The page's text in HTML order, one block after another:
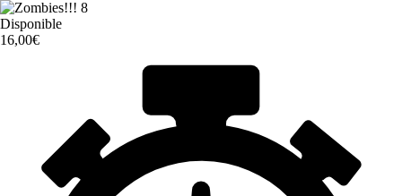
Disponible
16,00€